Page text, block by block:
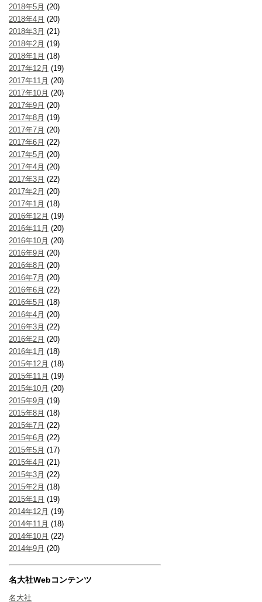
2018年5月 (20)
2018年4月 (20)
2018年3月 (21)
2018年2月 (19)
2018年1月 (18)
2017年12月 (19)
2017年11月 (20)
2017年10月 (20)
2017年9月 (20)
2017年8月 (19)
2017年7月 (20)
2017年6月 (22)
2017年5月 (20)
2017年4月 (20)
2017年3月 (22)
2017年2月 (20)
2017年1月 (18)
2016年12月 (19)
2016年11月 (20)
2016年10月 (20)
2016年9月 (20)
2016年8月 (20)
2016年7月 (20)
2016年6月 (22)
2016年5月 (18)
2016年4月 (20)
2016年3月 (22)
2016年2月 (20)
2016年1月 (18)
2015年12月 (18)
2015年11月 (19)
2015年10月 (20)
2015年9月 (19)
2015年8月 (18)
2015年7月 (22)
2015年6月 (22)
2015年5月 (17)
2015年4月 (21)
2015年3月 (22)
2015年2月 (18)
2015年1月 (19)
2014年12月 (19)
2014年11月 (18)
2014年10月 (22)
2014年9月 (20)
名大社Webコンテンツ
名大社